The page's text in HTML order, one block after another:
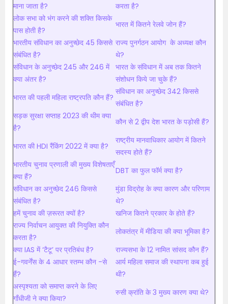
माना जाता है?
करता है?
लोक सभा को भंग करने की शक्ति किसके
पास होती है?
भारत में कितने रेलवे जोन हैं?
भारतीय संविधान का अनुच्छेद 45 किससे
संबंधित है?
राज्य पुनर्गठन आयोग के अध्यक्ष कौन
थे?
संविधान के अनुच्छेद 245 और 246 में
क्या अंतर है?
भारत के संविधान में अब तक कितने
संशोधन किये जा चुके हैं?
भारत की पहली महिला राष्ट्रपति कौन हैं?
संविधान का अनुच्छेद 342 किससे
संबंधित है?
सड़क सुरक्षा सप्ताह 2023 की थीम क्या
है?
कौन से 2 द्वीप देश भारत के पड़ोसी हैं?
भारत की HDI रैंकिंग 2022 में क्या है?
राष्ट्रीय मानवाधिकार आयोग में कितने
सदस्य होते हैं?
भारतीय चुनाव प्रणाली की मुख्य विशेषताएँ
क्या हैं?
DBT का फुल फॉर्म क्या है?
संविधान का अनुच्छेद 246 किससे
संबंधित है?
मुंडा विद्रोह के क्या कारण और परिणाम
थे?
हमें चुनाव की ज़रूरत क्यों है?
खनिज कितने प्रकार के होते हैं?
राज्य निर्वाचन आयुक्त की नियुक्ति कौन
करता है?
लोकतंत्र में मीडिया की क्या भूमिका है?
क्या IAS में ‘टैटू’ पर प्रतिबंध है?
राज्यसभा के 12 नामित सांसद कौन हैं?
ई-गवर्नेंस के 4 आधार स्तम्भ कौन -से
हैं?
आर्य महिला समाज की स्थापना कब हुई
थी?
अस्पृश्यता को समाप्त करने के लिए
गाँधीजी ने क्या किया?
रुसी क्रांति के 3 मुख्य कारण क्या थे?